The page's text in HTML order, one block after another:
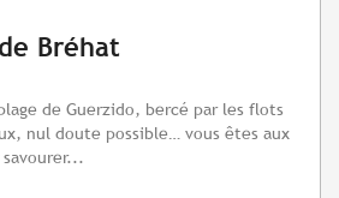
Bréhat
de Guerzido, bercé par les flots
nul doute possible… vous êtes aux